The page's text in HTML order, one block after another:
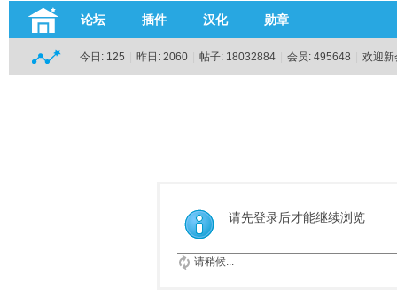
论坛 插件 汉化 勋章
今日: 125 昨日: 2060 帖子: 18032884 会员: 495648 欢迎
请先登录后才能继续浏览
请稍候...